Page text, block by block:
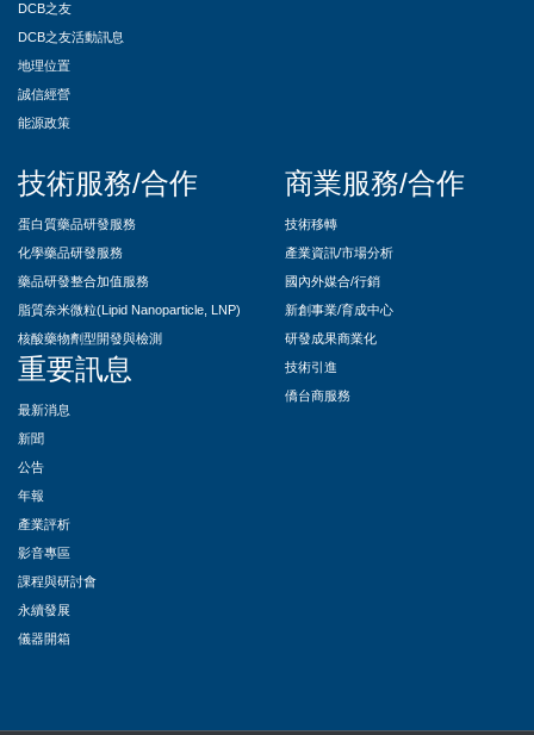
DCB之友
DCB之友活動訊息
地理位置
誠信經營
能源政策
技術服務/合作
蛋白質藥品研發服務
化學藥品研發服務
藥品研發整合加值服務
脂質奈米微粒(Lipid Nanoparticle, LNP)
核酸藥物劑型開發與檢測
重要訊息
最新消息
新聞
公告
年報
產業評析
影音專區
課程與研討會
永續發展
儀器開箱
商業服務/合作
技術移轉
產業資訊/市場分析
國內外媒合/行銷
新創事業/育成中心
研發成果商業化
技術引進
僑台商服務